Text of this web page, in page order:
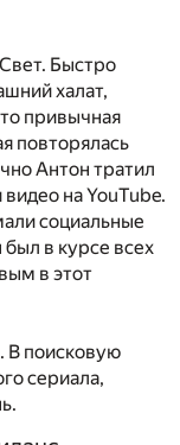
Быстро
халат,
привычная
повторялась
Антон тратил
на YouTube.
социальные
в курсе всех
в этот
В поисковую
сериала,